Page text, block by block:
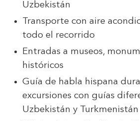
Uzbekistán
Transporte con aire
todo el recorrido
Entradas a museos,
históricos
Guía de habla hispana
excursiones con guías
Uzbekistán y Turkmenistán